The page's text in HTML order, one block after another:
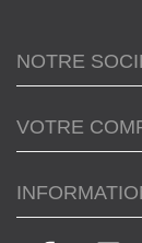
NOTRE
VOTRE